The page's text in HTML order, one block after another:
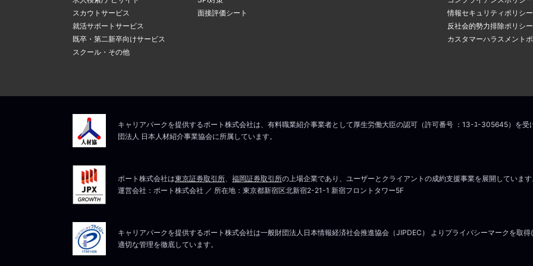
スカウトサービス
就活サポートサービス
既卒・第二新卒向けサービス
スクール・その他
面接評価シート
情報セキュリティポリシー
反社会的勢力排除ポリシー
カスタマーハラスメント